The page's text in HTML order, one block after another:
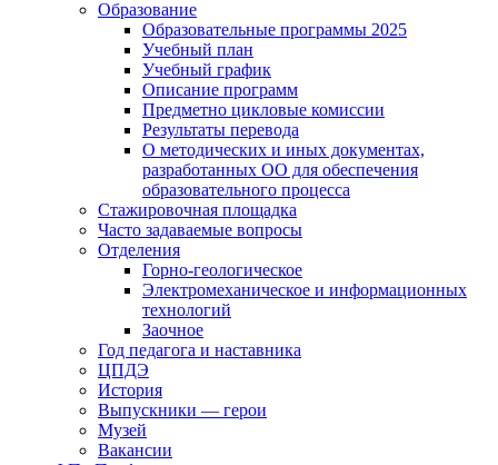
Образование
Образовательные программы 2025
Учебный план
Учебный график
Описание программ
Предметно цикловые комиссии
Результаты перевода
О методических и иных документах,
разработанных ОО для обеспечения
образовательного процесса
Стажировочная площадка
Часто задаваемые вопросы
Отделения
Горно-геологическое
Электромеханическое и информационных
технологий
Заочное
Год педагога и наставника
ЦПДЭ
История
Выпускники — герои
Музей
Вакансии